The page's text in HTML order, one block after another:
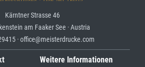
Kärntner Strasse 46
am Faaker See · Austria
· office@meisterdrucke.com
Weitere Informationen